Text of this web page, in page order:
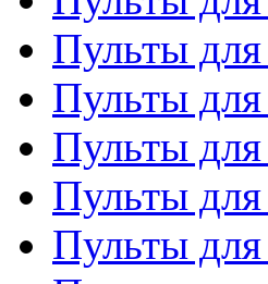
Пульты для
Пульты
Пульты
Пульты
Пульты